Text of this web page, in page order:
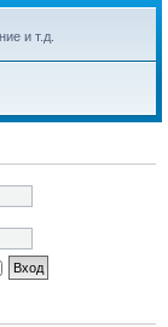
и т.д.